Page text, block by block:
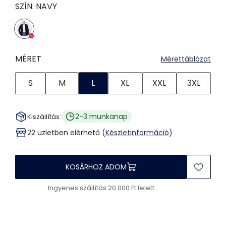
SZÍN: NAVY
MÉRET Mérettáblázat
S M L XL XXL 3XL
Kiszállítás:
2-3 munkanap
22 üzletben elérhető (Készletinformáció)
KOSÁRHOZ ADOM
Ingyenes szállítás 20.000 Ft felett